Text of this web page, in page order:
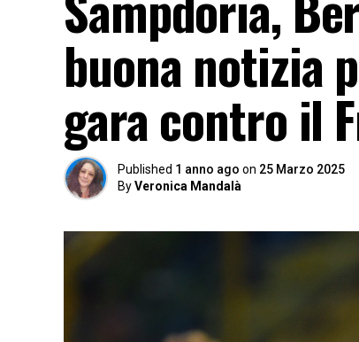
buona notizia
gara contro il
Published 1 anno ago on 25 Marzo 2025
ByVeronica Mandalà